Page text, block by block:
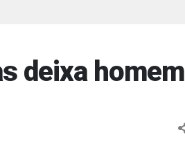
deixa homem